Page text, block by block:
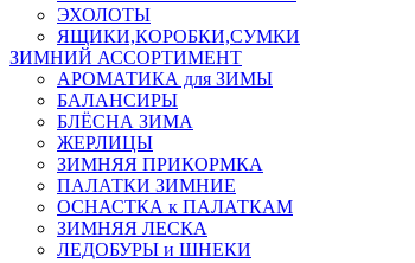
ЭХОЛОТЫ
ЯЩИКИ,КОРОБКИ,СУМКИ
ЗИМНИЙ АССОРТИМЕНТ
АРОМАТИКА для ЗИМЫ
БАЛАНСИРЫ
БЛЁСНА ЗИМА
ЖЕРЛИЦЫ
ЗИМНЯЯ ПРИКОРМКА
ПАЛАТКИ ЗИМНИЕ
ОСНАСТКА к ПАЛАТКАМ
ЗИМНЯЯ ЛЕСКА
ЛЕДОБУРЫ и ШНЕКИ